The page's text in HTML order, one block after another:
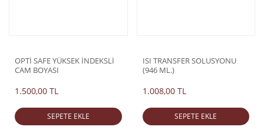
OPTİ SAFE YÜKSEK İNDEKSLİ
CAM BOYASI
1.500,00 TL
SEPETE EKLE
ISI TRANSFER SOLUSYONU
(946 ML.)
1.008,00 TL
SEPETE EKLE